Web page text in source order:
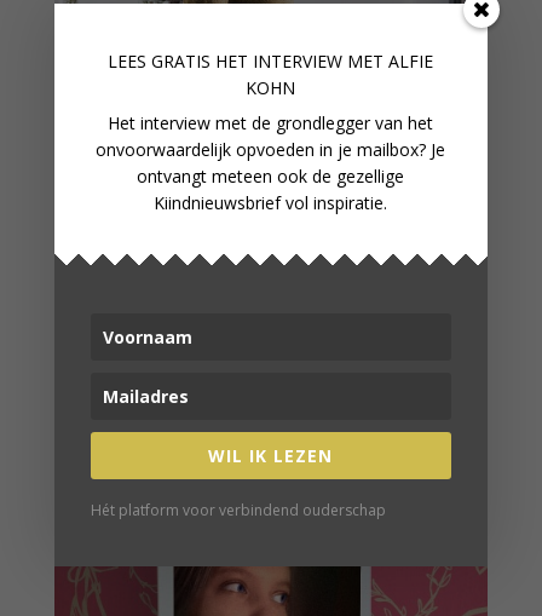
BINNENSPIEKEN BIJ HET GROTE
LEES GRATIS HET INTERVIEW MET ALFIE
KOHN
Het interview met de grondlegger van het
onvoorwaardelijk opvoeden in je mailbox? Je
ontvangt meteen ook de gezellige
Kiindnieuwsbrief vol inspiratie.
WIL IK LEZEN
Hét platform voor verbindend ouderschap